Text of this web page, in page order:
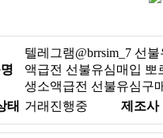
텔레그램@brrsim_7 선
액급전 선불유심매입 뽀
생소액급전 선불유심구
태 거래진행중 제조사